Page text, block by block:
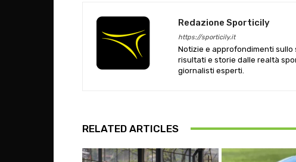
Redazione Sporticily
https://sporticily.it
Notizie e approfondimenti sullo
risultati e storie dalle realtà
giornalisti esperti.
RELATED ARTICLES